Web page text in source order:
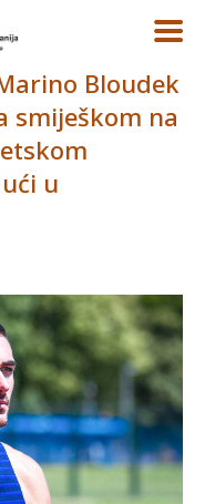
Bloudek
smiješkom na
u